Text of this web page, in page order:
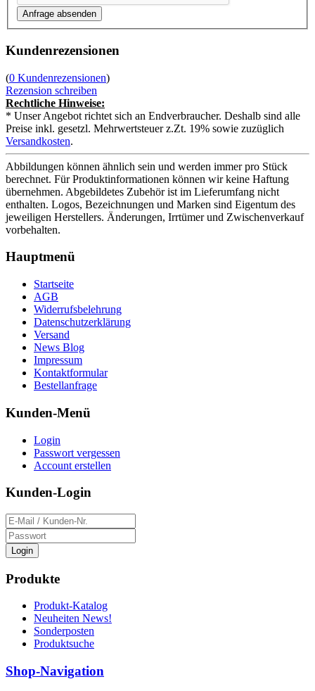
Kundenrezensionen
(0 Kundenrezensionen)
Rezension schreiben
Rechtliche Hinweise:
* Unser Angebot richtet sich an Endverbraucher. Deshalb sind alle
Preise inkl. gesetzl. Mehrwertsteuer z.Zt. 19% sowie zuzüglich
Versandkosten.
Abbildungen können ähnlich sein und werden immer pro Stück
berechnet. Für Produktinformationen können wir keine Haftung
übernehmen. Abgebildetes Zubehör ist im Lieferumfang nicht
enthalten. Logos, Bezeichnungen und Marken sind Eigentum des
jeweiligen Herstellers. Änderungen, Irrtümer und Zwischenverkauf
vorbehalten.
Hauptmenü
Startseite
AGB
Widerrufsbelehrung
Datenschutzerklärung
Versand
News Blog
Impressum
Kontaktformular
Bestellanfrage
Kunden-Menü
Login
Passwort vergessen
Account erstellen
Kunden-Login
Login
Produkte
Produkt-Katalog
Neuheiten News!
Sonderposten
Produktsuche
Shop-Navigation